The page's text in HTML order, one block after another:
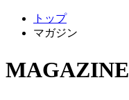
トップ
マガジン
MAGAZINE